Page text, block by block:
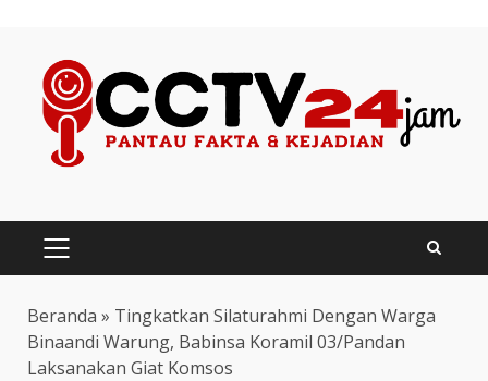
content
PRIMARY
MENU
Beranda » Tingkatkan Silaturahmi Dengan Warga
Binaandi Warung, Babinsa Koramil 03/Pandan
Laksanakan Giat Komsos